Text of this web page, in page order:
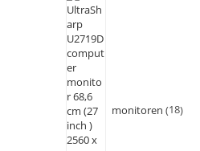
monitoren 18